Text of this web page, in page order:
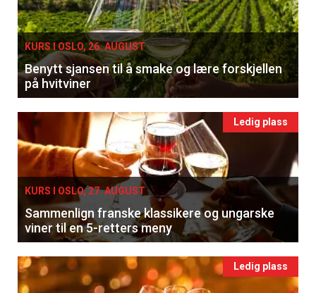
KURS I OSLO, 26. AUGUST
Benytt sjansen til å smake og lære forskjellen
på hvitviner
Ledig plass
KURS I OSLO, 27. AUGUST
Sammenlign franske klassikere og ungarske
viner til en 5-retters meny
Ledig plass